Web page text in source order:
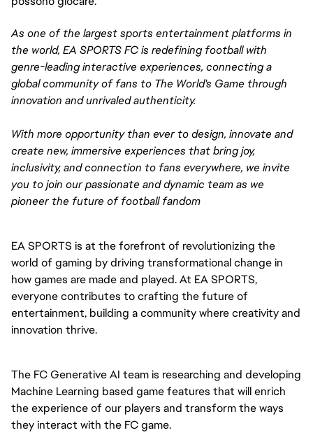
As one of the largest sports entertainment platforms in
the world, EA SPORTS FC is redefining football with
genre-leading interactive experiences, connecting a
global community of fans to The World's Game through
innovation and unrivaled authenticity.
With more opportunity than ever to design, innovate and
create new, immersive experiences that bring joy,
inclusivity, and connection to fans everywhere, we invite
you to join our passionate and dynamic team as we
pioneer the future of football fandom
EA SPORTS is at the forefront of revolutionizing the
world of gaming by driving transformational change in
how games are made and played. At EA SPORTS,
everyone contributes to crafting the future of
entertainment, building a community where creativity and
innovation thrive.
The FC Generative AI team is researching and developing
Machine Learning based game features that will enrich
the experience of our players and transform the ways
they interact with the FC game.